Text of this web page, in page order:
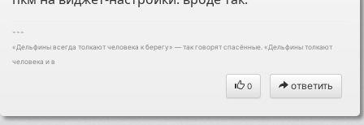
---
«Дельфины всегда толкают человека к берегу» — так говорят спасённые. «Дельфины толкают
человека и в
0 ответить